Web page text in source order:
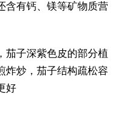
含有钙、镁等矿物质营
茄子深紫色皮的部分植
炸炒，茄子结构疏松容
好